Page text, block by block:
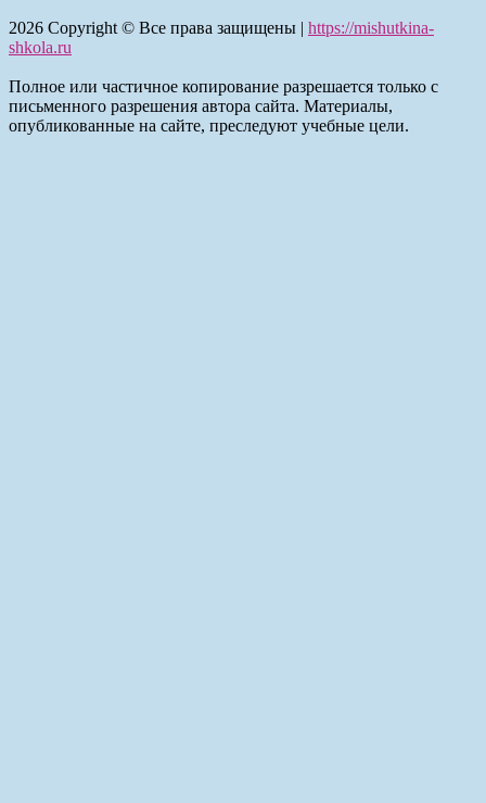
2026 Copyright © Все права защищены | https://mishutkina-
shkola.ru
Полное или частичное копирование разрешается только с
письменного разрешения автора сайта. Материалы,
опубликованные на сайте, преследуют учебные цели.